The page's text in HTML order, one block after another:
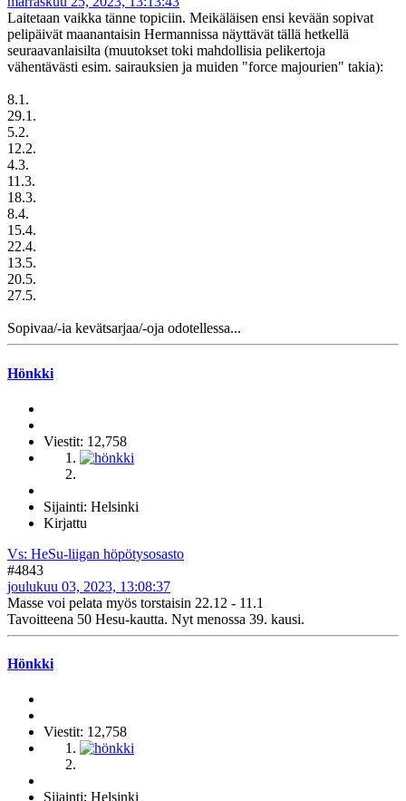
Laitetaan vaikka tänne topiciin. Meikäläisen ensi kevään sopivat
pelipäivät maanantaisin Hermannissa näyttävät tällä hetkellä
seuraavanlaisilta (muutokset toki mahdollisia pelikertoja
vähentävästi esim. sairauksien ja muiden "force majourien" takia):
8.1.
29.1.
5.2.
12.2.
4.3.
11.3.
18.3.
8.4.
15.4.
22.4.
13.5.
20.5.
27.5.
Sopivaa/-ia kevätsarjaa/-oja odotellessa...
Hönkki
Viestit: 12,758
Sijainti: Helsinki
Kirjattu
Vs: HeSu-liigan höpötysosasto
#4843
joulukuu 03, 2023, 13:08:37
Masse voi pelata myös torstaisin 22.12 - 11.1
Tavoitteena 50 Hesu-kautta. Nyt menossa 39. kausi.
Hönkki
Viestit: 12,758
Sijainti: Helsinki